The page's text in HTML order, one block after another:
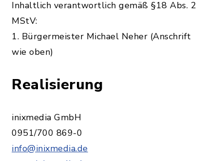
Inhaltlich verantwortlich gemäß §18 Abs. 2
MStV:
1. Bürgermeister Michael Neher (Anschrift
wie oben)
Realisierung
inixmedia GmbH
0951/700 869-0
info@inixmedia.de